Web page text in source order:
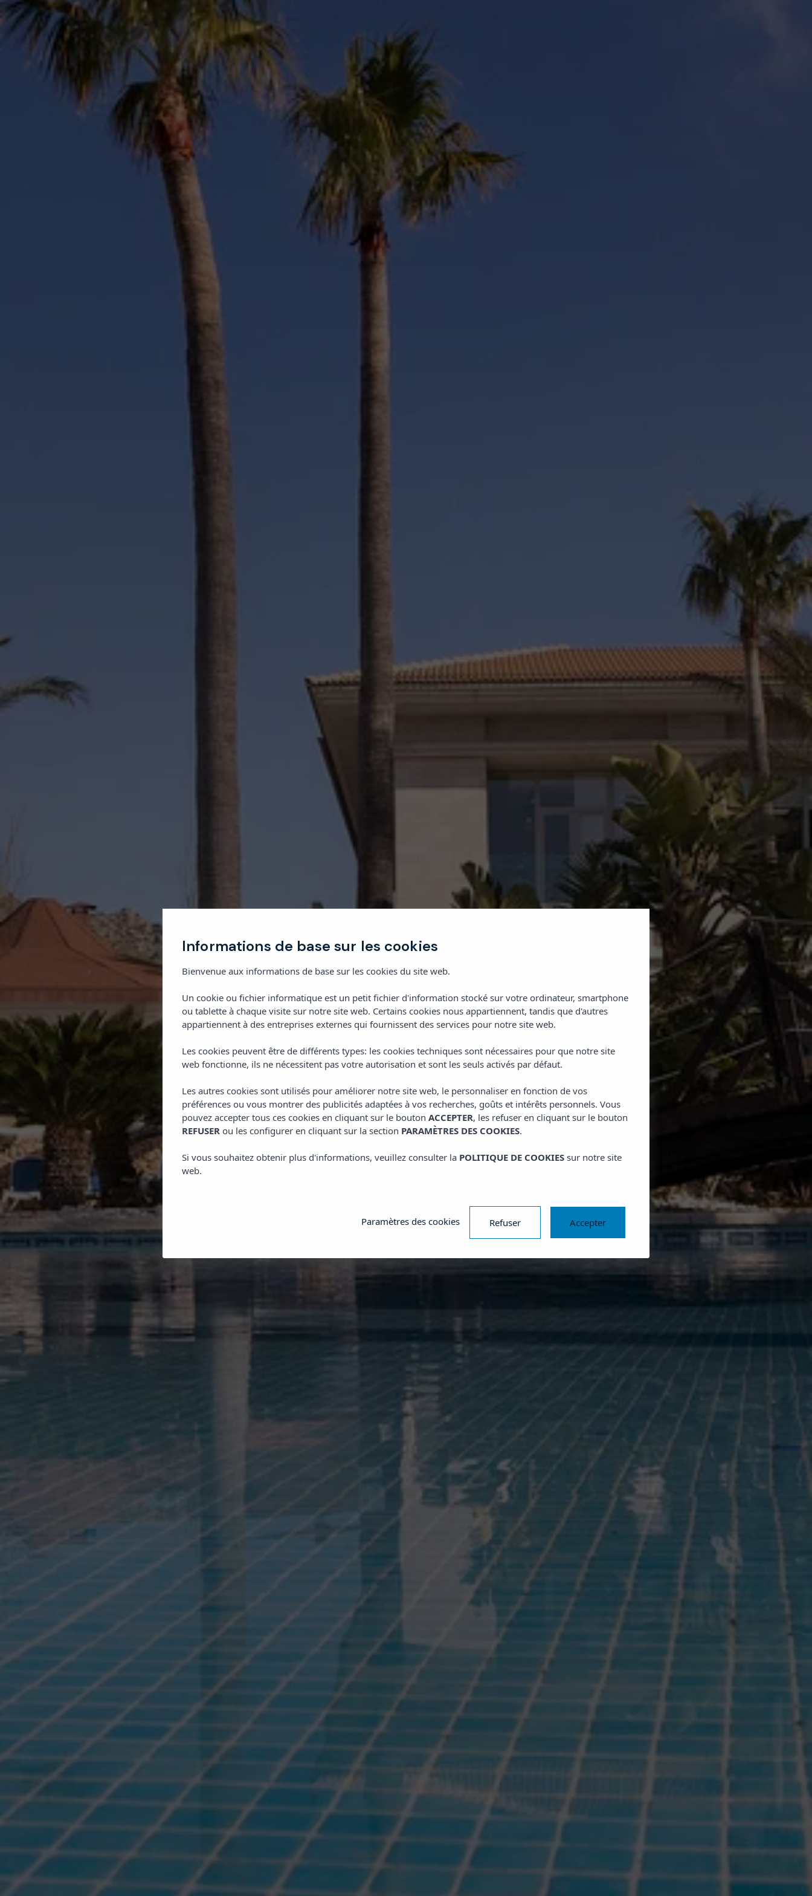
Informations de base sur les cookies
Bienvenue aux informations de base sur les cookies du site web.
Un cookie ou fichier informatique est un petit fichier d'information stocké sur votre ordinateur, smartphone
ou tablette à chaque visite sur notre site web. Certains cookies nous appartiennent, tandis que d'autres
appartiennent à des entreprises externes qui fournissent des services pour notre site web.
Les cookies peuvent être de différents types: les cookies techniques sont nécessaires pour que notre site
web fonctionne, ils ne nécessitent pas votre autorisation et sont les seuls activés par défaut.
Les autres cookies sont utilisés pour améliorer notre site web, le personnaliser en fonction de vos
préférences ou vous montrer des publicités adaptées à vos recherches, goûts et intérêts personnels. Vous
pouvez accepter tous ces cookies en cliquant sur le bouton ACCEPTER, les refuser en cliquant sur le bouton
REFUSERou les configurer en cliquant sur la section PARAMÈTRES DES COOKIES.
Si vous souhaitez obtenir plus d'informations, veuillez consulter la POLITIQUE DE COOKIESsur notre site
web.
Paramètres des cookies Refuser Accepter